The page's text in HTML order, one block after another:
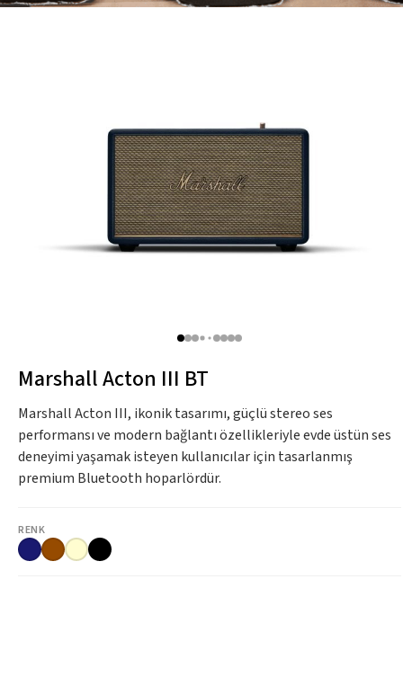
Marshall Acton III BT
Marshall Acton III, ikonik tasarımı, güçlü stereo ses
performansı ve modern bağlantı özellikleriyle evde üstün ses
deneyimi yaşamak isteyen kullanıcılar için tasarlanmış
premium Bluetooth hoparlördür.
RENK